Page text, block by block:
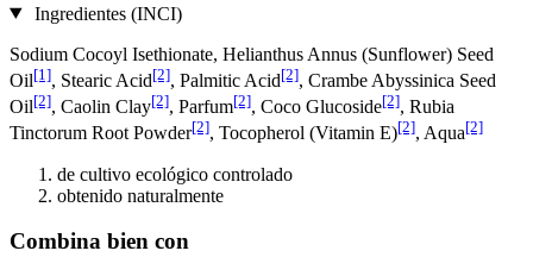
Ingredientes (INCI)
Sodium Cocoyl Isethionate, Helianthus Annus (Sunflower) Seed
Oil[1], Stearic Acid[2], Palmitic Acid[2], Crambe Abyssinica Seed
Oil[2], Caolin Clay[2], Parfum[2], Coco Glucoside[2], Rubia
Tinctorum Root Powder[2], Tocopherol (Vitamin E)[2], Aqua[2]
de cultivo ecológico controlado
obtenido naturalmente
Combina bien con